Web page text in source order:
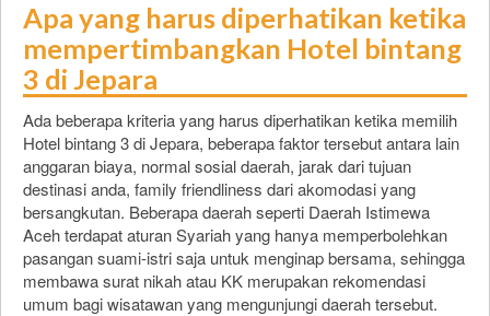
Apa yang harus diperhatikan ketika
mempertimbangkan Hotel bintang
3 di Jepara
Ada beberapa kriteria yang harus diperhatikan ketika memilih
Hotel bintang 3 di Jepara, beberapa faktor tersebut antara lain
anggaran biaya, normal sosial daerah, jarak dari tujuan
destinasi anda, family friendliness dari akomodasi yang
bersangkutan. Beberapa daerah seperti Daerah Istimewa
Aceh terdapat aturan Syariah yang hanya memperbolehkan
pasangan suami-istri saja untuk menginap bersama, sehingga
membawa surat nikah atau KK merupakan rekomendasi
umum bagi wisatawan yang mengunjungi daerah tersebut.